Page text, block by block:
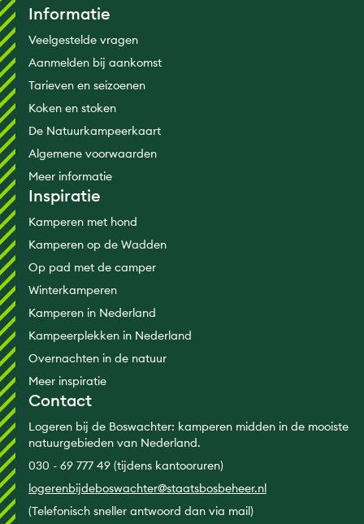
Informatie
Veelgestelde vragen
Aanmelden bij aankomst
Tarieven en seizoenen
Koken en stoken
De Natuurkampeerkaart
Algemene voorwaarden
Meer informatie
Inspiratie
Kamperen met hond
Kamperen op de Wadden
Op pad met de camper
Winterkamperen
Kamperen in Nederland
Kampeerplekken in Nederland
Overnachten in de natuur
Meer inspiratie
Contact
Logeren bij de Boswachter: kamperen midden in de mooiste
natuurgebieden van Nederland.
030 - 69 777 49 (tijdens kantooruren)
logerenbijdeboswachter@staatsbosbeheer.nl
(Telefonisch sneller antwoord dan via mail)